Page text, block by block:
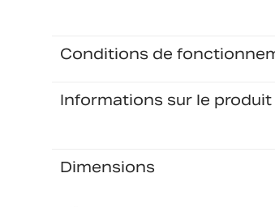
Conditions de
Informations sur le produit
Dimensions